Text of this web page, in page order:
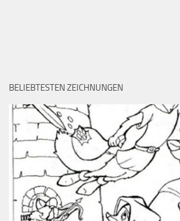
BELIEBTESTEN ZEICHNUNGEN